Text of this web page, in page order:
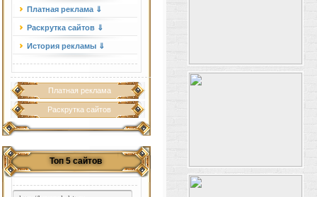
Платная реклама ⇓
Раскрутка сайтов ⇓
История рекламы ⇓
Платная реклама
Раскрутка сайтов
Топ 5 сайтов